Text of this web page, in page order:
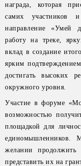
награда, которая
самих участников
направление «Умей
работу на треке,
вклад в создание
ярким
достигать высоких
окружного уровня.
Участие в форуме
возможностью
площадкой для
желании
представить их на